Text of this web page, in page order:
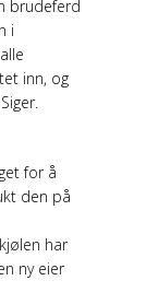
brudeferd
i
inn, og
for å
den på
har
ny eier